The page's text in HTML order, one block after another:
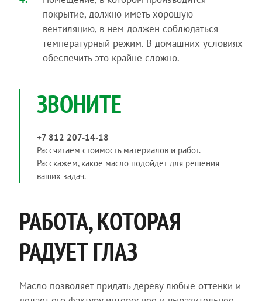
покрытие, должно иметь хорошую
вентиляцию, в нем должен соблюдаться
температурный режим. В домашних условиях
обеспечить это крайне сложно.
ЗВОНИТЕ
+7 812 207-14-18
Рассчитаем стоимость материалов и работ.
Расскажем, какое масло подойдет для решения
ваших задач.
РАБОТА, КОТОРАЯ
РАДУЕТ ГЛАЗ
Масло позволяет придать дереву любые оттенки и